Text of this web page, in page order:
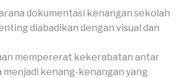
dokumentasi kenangan sekolah
diabadikan dengan visual dan
mempererat kekerabatan antar
menjadi kenang-kenangan yang